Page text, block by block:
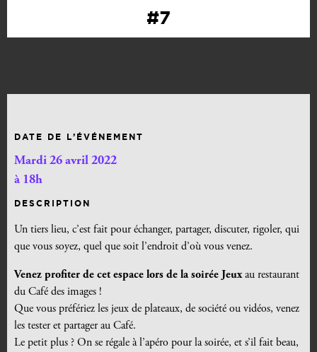
#7
DATE DE L’ÉVÉNEMENT
Mardi 26 avril 2022
à 18h
DESCRIPTION
Un tiers lieu, c’est fait pour échanger, partager, discuter, rigoler, qui
que vous soyez, quel que soit l’endroit d’où vous venez.
Venez profiter de cet espace lors de la soirée Jeuxau restaurant
du Café des images !
Que vous préfériez les jeux de plateaux, de société ou vidéos, venez
les tester et partager au Café.
Le petit plus ? On se régale à l’apéro pour la soirée, et s’il fait beau,